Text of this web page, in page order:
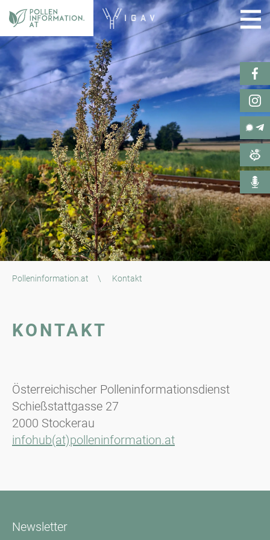
Polleninformation.at \ Kontakt
KONTAKT
Österreichischer Polleninformationsdienst
Schießstattgasse 27
2000 Stockerau
infohub(at)polleninformation.at
Newsletter